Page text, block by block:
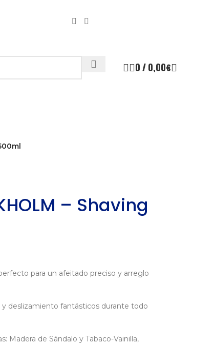
0/ 0,00€
– Shaving
para un afeitado preciso y arreglo
deslizamiento fantásticos durante todo
Madera de Sándalo y Tabaco-Vainilla,